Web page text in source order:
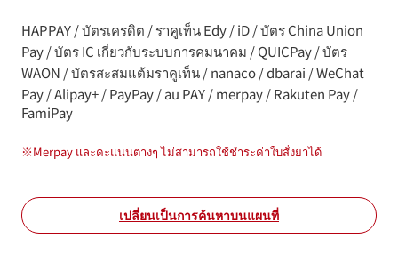
HAPPAY / บัตรเครดิต / ราคูเท็น Edy / iD / บัตร China Union
Pay / บัตร IC เกี่ยวกับระบบการคมนาคม / QUICPay / บัตร
WAON / บัตรสะสมแต้มราคูเท็น / nanaco / dbarai / WeChat
Pay / Alipay+ / PayPay / au PAY / merpay / Rakuten Pay /
FamiPay
※Merpay และคะแนนต่างๆ ไม่สามารถใช้ชำระค่าใบสั่งยาได้
เปลี่ยนเป็นการค้นหาบนแผนที่